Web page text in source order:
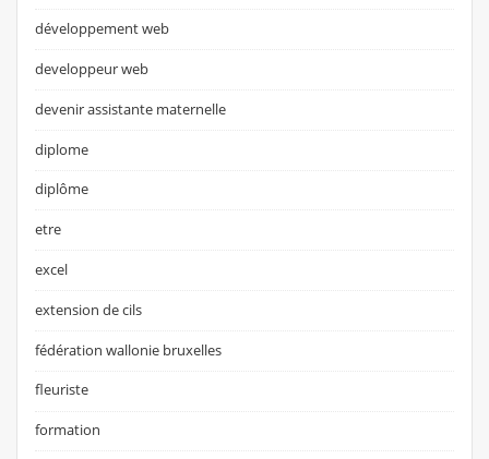
développement web
developpeur web
devenir assistante maternelle
diplome
diplôme
etre
excel
extension de cils
fédération wallonie bruxelles
fleuriste
formation